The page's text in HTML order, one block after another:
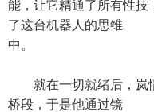
能，让它精通了所有性技
了这台机器人的思维
中。
就在一切就绪后，岚
桥段，于是他通过镜